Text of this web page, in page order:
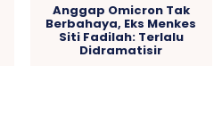
Anggap Omicron Tak
Berbahaya, Eks Menkes
Siti Fadilah: Terlalu
Didramatisir